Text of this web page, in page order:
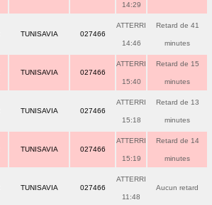
14:29
TUNISAVIA 027466
ATTERRI
14:46
Retard de 41
minutes
TUNISAVIA 027466
ATTERRI
15:40
Retard de 15
minutes
TUNISAVIA 027466
ATTERRI
15:18
Retard de 13
minutes
TUNISAVIA 027466
ATTERRI
15:19
Retard de 14
minutes
TUNISAVIA 027466
ATTERRI
11:48
Aucun retard